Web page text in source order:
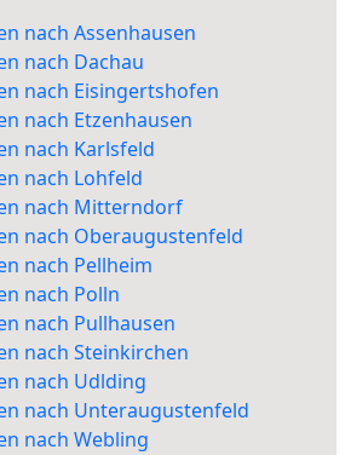
nach Assenhausen
nach Dachau
nach Eisingertshofen
nach Etzenhausen
nach Karlsfeld
nach Lohfeld
nach Mitterndorf
nach Oberaugustenfeld
nach Pellheim
nach Polln
nach Pullhausen
nach Steinkirchen
nach Udlding
nach Unteraugustenfeld
nach Webling